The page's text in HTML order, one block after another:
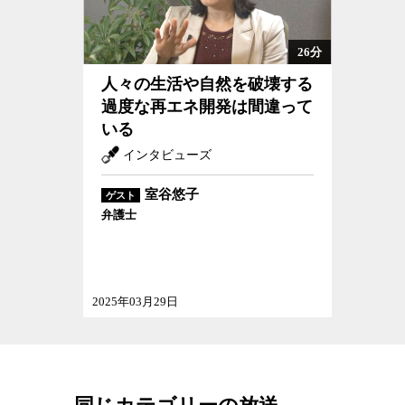
からこの問題に取り組む島谷幸宏氏と、社会学者
た。
26分
人々の生活や自然を破壊する
過度な再エネ開発は間違って
いる
インタビューズ
ゲスト 室谷悠子
弁護士
2025年03月29日